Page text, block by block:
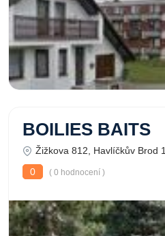
BOILIES BAITS
Žižkova 812, Havlíčkův Brod 1
0
( 0 hodnocení )